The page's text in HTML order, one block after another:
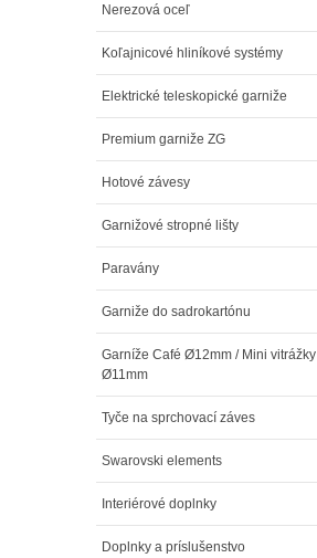
Nerezová oceľ
Koľajnicové hliníkové systémy
Elektrické teleskopické garniže
Premium garniže ZG
Hotové závesy
Garnižové stropné lišty
Paravány
Garniže do sadrokartónu
Garníže Café Ø12mm / Mini vitrážky
Ø11mm
Tyče na sprchovací záves
Swarovski elements
Interiérové doplnky
Doplnky a príslušenstvo